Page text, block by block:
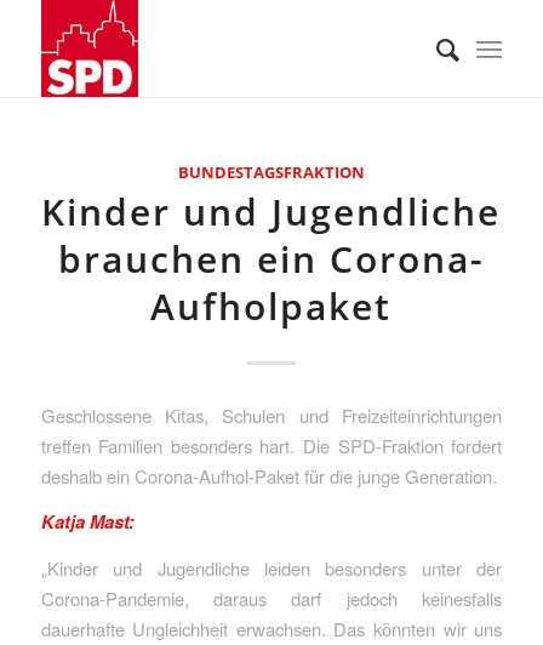
BUNDESTAGSFRAKTION
Kinder und Jugendliche
brauchen ein Corona-
Aufholpaket
Geschlossene Kitas, Schulen und Freizeiteinrichtungen
treffen Familien besonders hart. Die SPD-Fraktion fordert
deshalb ein Corona-Aufhol-Paket für die junge Generation.
Katja Mast:
„Kinder und Jugendliche leiden besonders unter der
Corona-Pandemie, daraus darf jedoch keinesfalls
dauerhafte Ungleichheit erwachsen. Das könnten wir uns